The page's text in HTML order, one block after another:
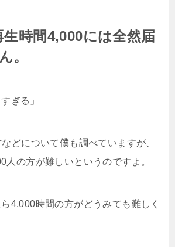
時間4,000には全然届
。
ぎる」
どについて僕も調べていますが、
人の方が難しいというのですよ。
4,000時間の方がどうみても難しく